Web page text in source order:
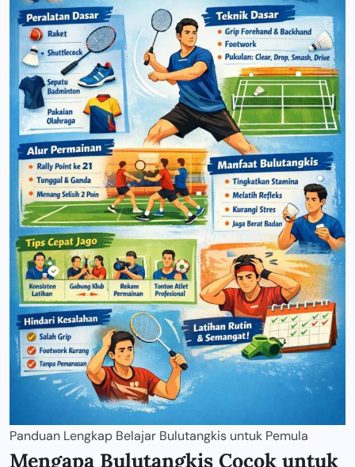
Panduan Lengkap Belajar Bulutangkis untuk Pemula
Mengapa Bulutangkis Cocok untuk